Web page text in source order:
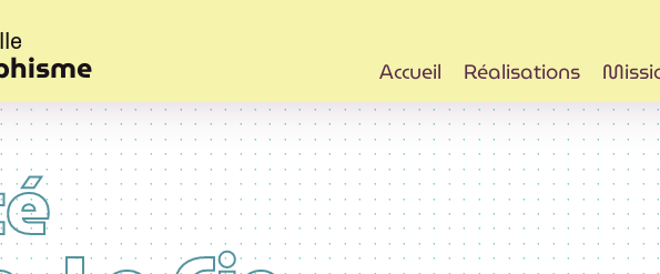
Accueil Réalisations